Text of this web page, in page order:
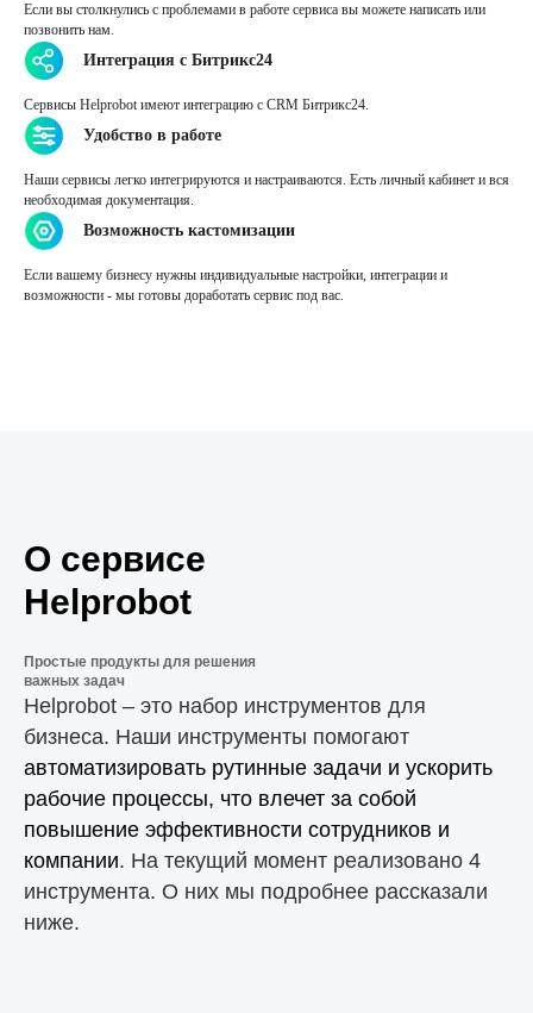
Если вы столкнулись с проблемами в работе сервиса вы можете написать или
позвонить нам.
Интеграция с Битрикс24
Сервисы Helprobot имеют интеграцию с CRM Битрикс24.
Удобство в работе
Наши сервисы легко интегрируются и настраиваются. Есть личный кабинет и вся
необходимая документация.
Возможность кастомизации
Если вашему бизнесу нужны индивидуальные настройки, интеграции и
возможности - мы готовы доработать сервис под вас.
О сервисе
Helprobot
Простые продукты для решения
важных задач
Helprobot – это набор инструментов для
бизнеса. Наши инструменты помогают
автоматизировать рутинные задачи и ускорить
рабочие процессы, что влечет за собой
повышение эффективности сотрудников и
компании. На текущий момент реализовано 4
инструмента. О них мы подробнее рассказали
ниже.